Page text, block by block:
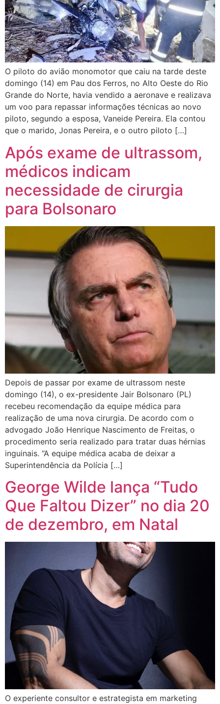
O piloto do avião monomotor que caiu na tarde deste
domingo (14) em Pau dos Ferros, no Alto Oeste do Rio
Grande do Norte, havia vendido a aeronave e realizava
um voo para repassar informações técnicas ao novo
piloto, segundo a esposa, Vaneide Pereira. Ela contou
que o marido, Jonas Pereira, e o outro piloto […]
Após exame de ultrassom,
médicos indicam
necessidade de cirurgia
para Bolsonaro
Depois de passar por exame de ultrassom neste
domingo (14), o ex-presidente Jair Bolsonaro (PL)
recebeu recomendação da equipe médica para
realização de uma nova cirurgia. De acordo com o
advogado João Henrique Nascimento de Freitas, o
procedimento seria realizado para tratar duas hérnias
inguinais. “A equipe médica acaba de deixar a
Superintendência da Polícia […]
George Wilde lança “Tudo
Que Faltou Dizer” no dia 20
de dezembro, em Natal
O experiente consultor e estrategista em marketing